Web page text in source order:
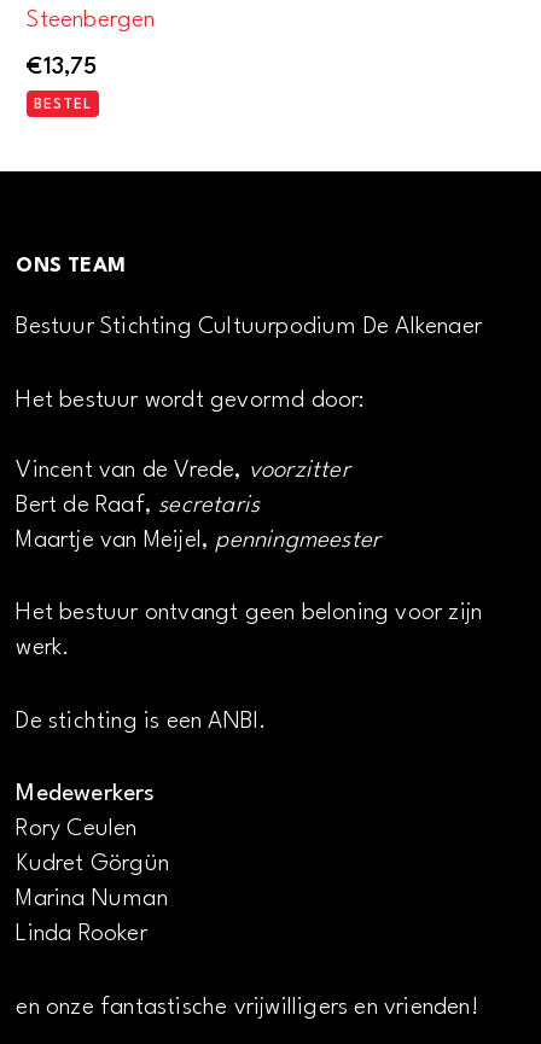
Steenbergen
€13,75
BESTEL
ONS TEAM
Bestuur Stichting Cultuurpodium De Alkenaer
Het bestuur wordt gevormd door:
Vincent van de Vrede, voorzitter
Bert de Raaf, secretaris
Maartje van Meijel, penningmeester
Het bestuur ontvangt geen beloning voor zijn
werk.
De stichting is een ANBI.
Medewerkers
Rory Ceulen
Kudret Görgün
Marina Numan
Linda Rooker
en onze fantastische vrijwilligers en vrienden!